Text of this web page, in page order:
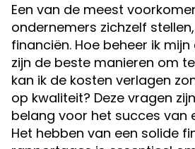
Een van de meest
ondernemers zichzelf
financiën. Hoe beheer ik
zijn de beste manieren om
kan ik de kosten verlagen
op kwaliteit? Deze vragen
belang voor het succes van
Het hebben van een solide